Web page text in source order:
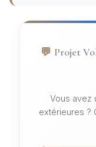
💬 Projet
Vous avez
extérieures ?